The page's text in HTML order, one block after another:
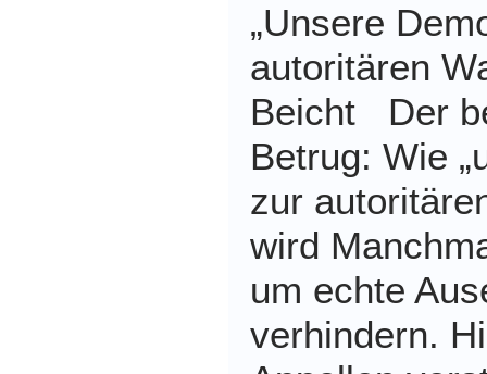
„Unsere
autoritären
Beicht Der
Betrug: Wie
zur
wird
um echte
verhindern.